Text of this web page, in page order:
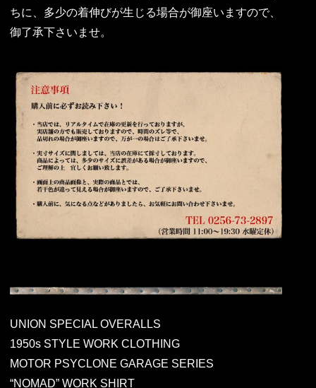
ちに、多少の着伸びが生じる場合が御座いますので、
御了承下さいませ。
UNION SPECIAL OVERALLS
1950s STYLE WORK CLOTHING
MOTOR PSYCLONE GARAGE SERIES
“NOMAD” WORK SHIRT